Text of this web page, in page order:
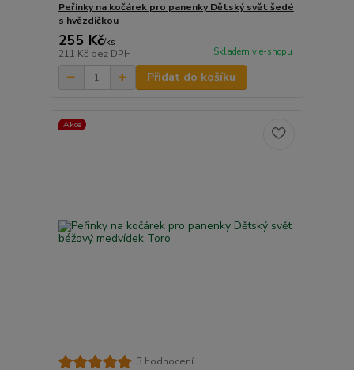
Peřinky na kočárek pro panenky Dětský svět šedé
s hvězdičkou
255 Kč/ks
211 Kč bez DPH Skladem v e-shopu
Přidat do košíku
Akce
3 hodnocení